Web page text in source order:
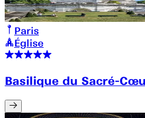
Paris
Église
Basilique du Sacré-